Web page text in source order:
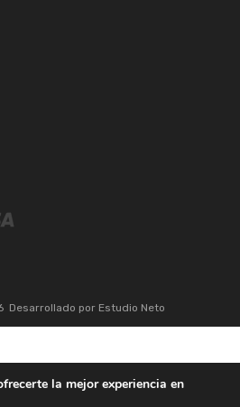
Desarrollado por Estudio Neto
la mejor experiencia en